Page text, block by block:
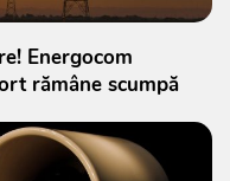
Energocom
rămâne scumpă